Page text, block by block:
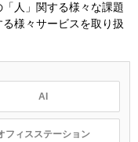
人」関する様々な課題
様々サービスを取り扱
AI
フィスステーション